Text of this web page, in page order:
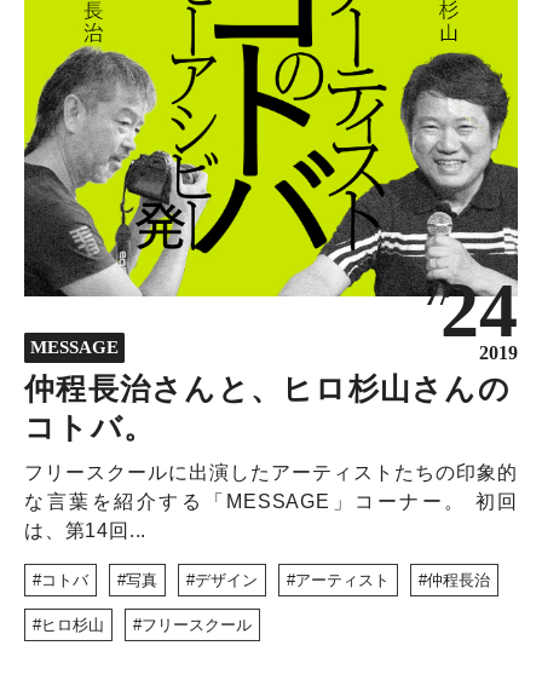
MESSAGE
7/24
2019
仲程長治さんと、ヒロ杉山さんの
コトバ。
フリースクールに出演したアーティストたちの印象的
な言葉を紹介する「MESSAGE」コーナー。 初回
は、第14回...
コトバ 写真 デザイン アーティスト 仲程長治
ヒロ杉山 フリースクール